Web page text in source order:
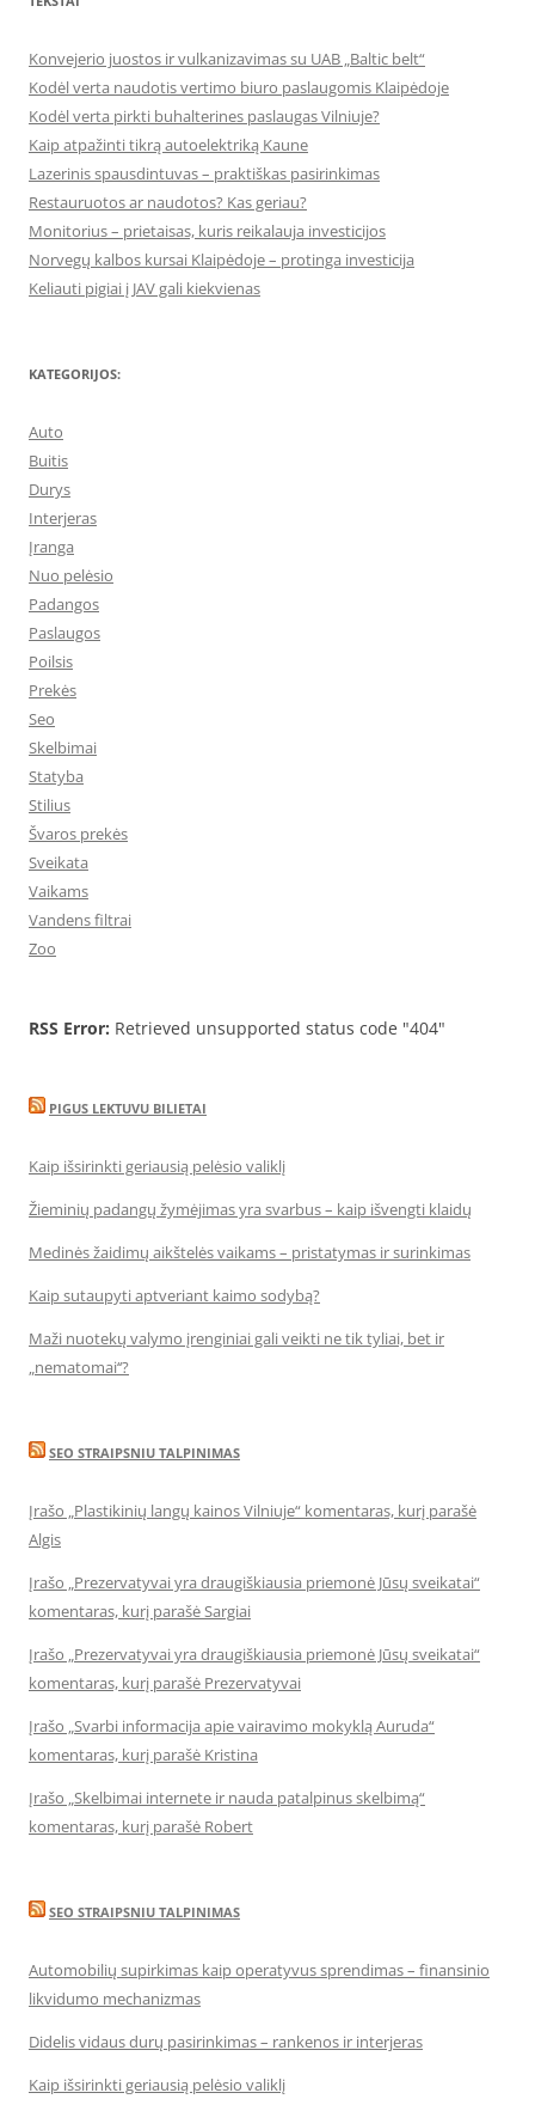
Konvejerio juostos ir vulkanizavimas su UAB „Baltic belt“
Kodėl verta naudotis vertimo biuro paslaugomis Klaipėdoje
Kodėl verta pirkti buhalterines paslaugas Vilniuje?
Kaip atpažinti tikrą autoelektriką Kaune
Lazerinis spausdintuvas – praktiškas pasirinkimas
Restauruotos ar naudotos? Kas geriau?
Monitorius – prietaisas, kuris reikalauja investicijos
Norvegų kalbos kursai Klaipėdoje – protinga investicija
Keliauti pigiai į JAV gali kiekvienas
KATEGORIJOS:
Auto
Buitis
Durys
Interjeras
Įranga
Nuo pelėsio
Padangos
Paslaugos
Poilsis
Prekės
Seo
Skelbimai
Statyba
Stilius
Švaros prekės
Sveikata
Vaikams
Vandens filtrai
Zoo
RSS Error: Retrieved unsupported status code "404"
PIGUS LEKTUVU BILIETAI
Kaip išsirinkti geriausią pelėsio valiklį
Žieminių padangų žymėjimas yra svarbus – kaip išvengti klaidų
Medinės žaidimų aikštelės vaikams – pristatymas ir surinkimas
Kaip sutaupyti aptveriant kaimo sodybą?
Maži nuotekų valymo įrenginiai gali veikti ne tik tyliai, bet ir
„nematomai‘‘?
SEO STRAIPSNIU TALPINIMAS
Įrašo „Plastikinių langų kainos Vilniuje“ komentaras, kurį parašė
Algis
Įrašo „Prezervatyvai yra draugiškiausia priemonė Jūsų sveikatai“
komentaras, kurį parašė Sargiai
Įrašo „Prezervatyvai yra draugiškiausia priemonė Jūsų sveikatai“
komentaras, kurį parašė Prezervatyvai
Įrašo „Svarbi informacija apie vairavimo mokyklą Auruda“
komentaras, kurį parašė Kristina
Įrašo „Skelbimai internete ir nauda patalpinus skelbimą“
komentaras, kurį parašė Robert
SEO STRAIPSNIU TALPINIMAS
Automobilių supirkimas kaip operatyvus sprendimas – finansinio
likvidumo mechanizmas
Didelis vidaus durų pasirinkimas – rankenos ir interjeras
Kaip išsirinkti geriausią pelėsio valiklį